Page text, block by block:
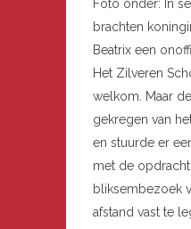
Foto onder: In
brachten
Beatrix een
Het Zilveren
welkom. Maar
gekregen van
en stuurde er
met de
bliksembezoek
afstand vast te